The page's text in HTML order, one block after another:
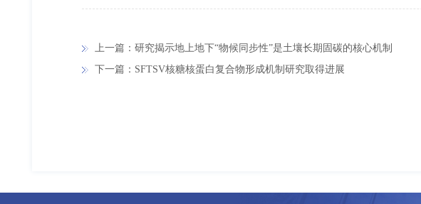
上一篇：研究揭示地上地下“物候同步性”是土壤长期固碳的核心机制
下一篇：SFTSV核糖核蛋白复合物形成机制研究取得进展